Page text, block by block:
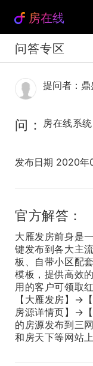
房在线
问答专区
提问者：
问： 房在线系
发布日期 2020年
官方解答：
大雁发房前身是
键发布到各大主
板、自带小区配
模板，提供高效
用的客户可领取
【大雁发房】→
房源详情页】→
的房源发布到三
和房天下等网站